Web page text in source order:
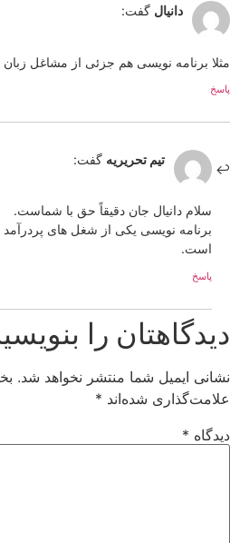
دانیال گفت:
مثلا برنامه نویسی هم جزئی از مشاغل
پاسخ
تیم تحریریه گفت:
سلام دانیال جان دقیقاً حق با شماست.
برنامه نویسی یکی از شغل های پردرآمد
است.
پاسخ
دیدگاهتان را
نشانی ایمیل شما منتشر نخواهد شد.
علامت‌گذاری شده‌اند *
دیدگاه *